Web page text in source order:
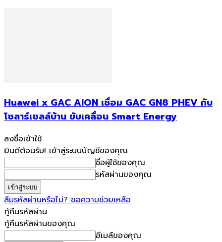
Huawei x GAC AION เชื่อม GAC GN8 PHEV กับ
โซลาร์เซลล์บ้าน ขับเคลื่อน Smart Energy
ลงชื่อเข้าใช้
ยินดีต้อนรับ! เข้าสู่ระบบบัญชีของคุณ
ชื่อผู้ใช้ของคุณ
รหัสผ่านของคุณ
ลืมรหัสผ่านหรือไม่? ขอความช่วยเหลือ
กู้คืนรหัสผ่าน
กู้คืนรหัสผ่านของคุณ
อีเมล์ของคุณ